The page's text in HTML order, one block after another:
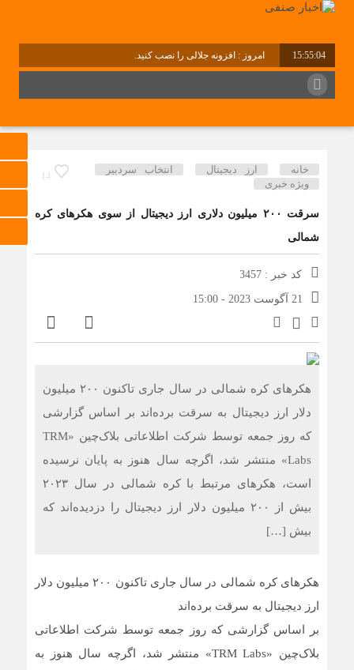
15:55:04 امروز : افزونه جلالی را نصب کنید.
14
خانه ارز دیجیتال
انتخاب سردبیر
ویژه خبری
سرقت ۲۰۰ میلیون دلاری ارز دیجیتال از سوی هکرهای کره
شمالی
کد خبر : 3457
21 آگوست 2023 - 15:00
هکرهای کره شمالی در سال جاری تاکنون ۲۰۰ میلیون
دلار ارز دیجیتال به سرقت برده‌اند بر اساس گزارشی
که روز جمعه توسط شرکت اطلاعاتی بلاک‌چین «TRM
Labs» منتشر شد، اگرچه سال هنوز به پایان نرسیده
است، هکرهای مرتبط با کره شمالی در سال ۲۰۲۳
بیش از ۲۰۰ میلیون دلار ارز دیجیتال را دزدیده‌اند که
بیش […]
هکرهای کره شمالی در سال جاری تاکنون ۲۰۰ میلیون دلار
ارز دیجیتال به سرقت برده‌اند
بر اساس گزارشی که روز جمعه توسط شرکت اطلاعاتی
بلاک‌چین «TRM Labs» منتشر شد، اگرچه سال هنوز به